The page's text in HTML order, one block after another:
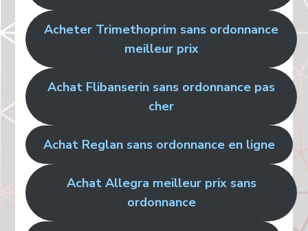
Acheter Trimethoprim sans ordonnance
meilleur prix
Achat Flibanserin sans ordonnance pas
cher
Achat Reglan sans ordonnance en ligne
Achat Allegra meilleur prix sans
ordonnance